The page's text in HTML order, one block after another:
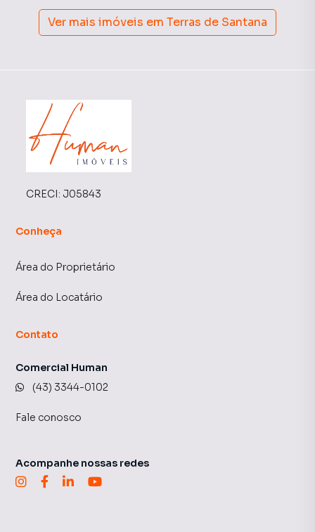
Ver mais imóveis em Terras de Santana
CRECI: J05843
Conheça
Área do Proprietário
Área do Locatário
Contato
Comercial Human
(43) 3344-0102
Fale conosco
Acompanhe nossas redes